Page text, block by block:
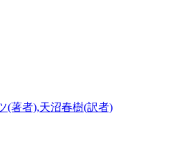
(著者),天沼春樹(訳者)